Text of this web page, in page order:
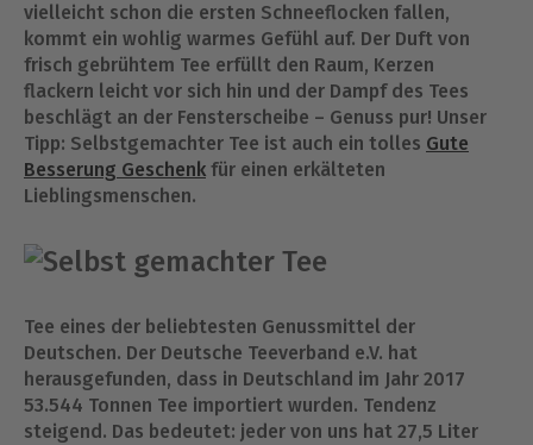
vielleicht schon die ersten Schneeflocken fallen,
kommt ein wohlig warmes Gefühl auf. Der Duft von
frisch gebrühtem Tee erfüllt den Raum, Kerzen
flackern leicht vor sich hin und der Dampf des Tees
beschlägt an der Fensterscheibe – Genuss pur! Unser
Tipp: Selbstgemachter Tee ist auch ein tolles Gute
Besserung Geschenk für einen erkälteten
Lieblingsmenschen.
Tee eines der beliebtesten Genussmittel der
Deutschen. Der Deutsche Teeverband e.V. hat
herausgefunden, dass in Deutschland im Jahr 2017
53.544 Tonnen Tee importiert wurden. Tendenz
steigend. Das bedeutet: jeder von uns hat 27,5 Liter